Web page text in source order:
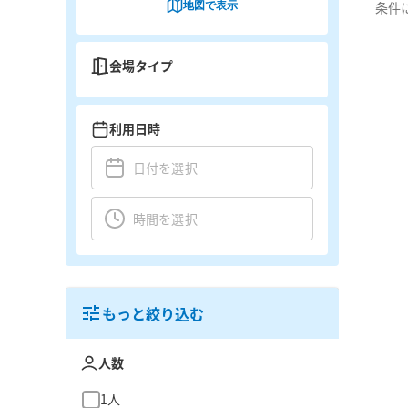
条件
地図で表示
会場タイプ
利用日時
もっと絞り込む
人数
1人